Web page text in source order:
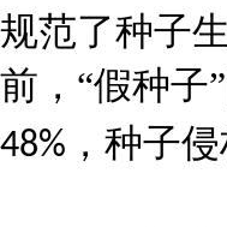
规范了种子
前，“假种子
48% ，种子